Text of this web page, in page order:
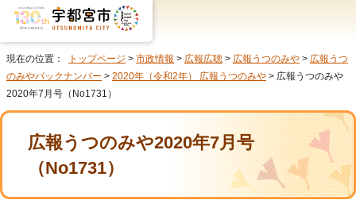
現在の位置： トップページ > 市政情報 > 広報広聴 > 広報うつのみや > 広報うつ
のみやバックナンバー > 2020年（令和2年） 広報うつのみや > 広報うつのみや
2020年7月号（No1731）
広報うつのみや2020年7月号
（No1731）